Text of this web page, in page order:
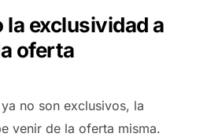
la exclusividad a
oferta
no son exclusivos, la
venir de la oferta misma.